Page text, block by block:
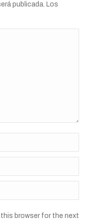
publicada. Los
this browser for the next